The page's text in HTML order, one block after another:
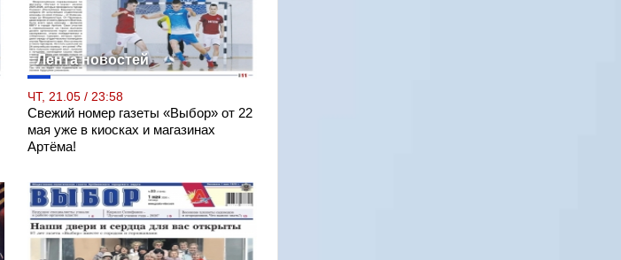
Лента новостей
ЧТ, 21.05 / 23:58
Свежий номер газеты «Выбор» от 22
мая уже в киосках и магазинах
Артёма!